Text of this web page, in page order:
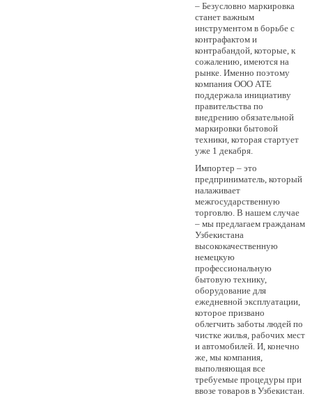
– Безусловно маркировка
станет важным
инструментом в борьбе с
контрафактом и
контрабандой, которые, к
сожалению, имеются на
рынке. Именно поэтому
компания OOO АТЕ
поддержала инициативу
правительства по
внедрению обязательной
маркировки бытовой
техники, которая стартует
уже 1 декабря.
Импортер – это
предприниматель, который
налаживает
межгосударственную
торговлю. В нашем случае
– мы предлагаем гражданам
Узбекистана
высококачественную
немецкую
профессиональную
бытовую технику,
оборудование для
ежедневной эксплуатации,
которое призвано
облегчить заботы людей по
чистке жилья, рабочих мест
и автомобилей. И, конечно
же, мы компания,
выполняющая все
требуемые процедуры при
ввозе товаров в Узбекистан.